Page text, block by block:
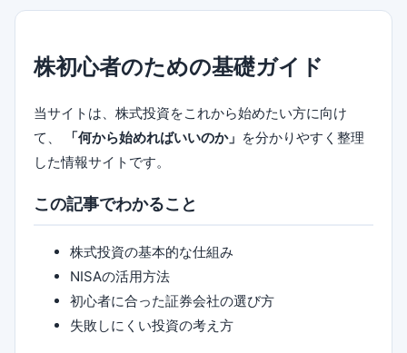
株初心者のための基礎ガイド
当サイトは、株式投資をこれから始めたい方に向け
て、
「何から始めればいいのか」 を分かりやすく整理
した情報サイトです。
この記事でわかること
株式投資の基本的な仕組み
NISAの活用方法
初心者に合った証券会社の選び方
失敗しにくい投資の考え方